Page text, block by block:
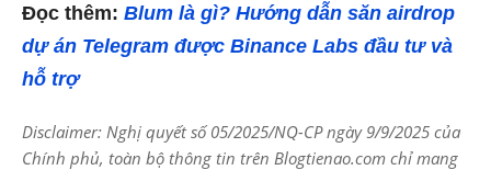
Đọc thêm: Blum là gì? Hướng dẫn săn airdrop
dự án Telegram được Binance Labs đầu tư và
hỗ trợ
Disclaimer: Nghị quyết số 05/2025/NQ-CP ngày 9/9/2025 của
Chính phủ, toàn bộ thông tin trên Blogtienao.com chỉ mang